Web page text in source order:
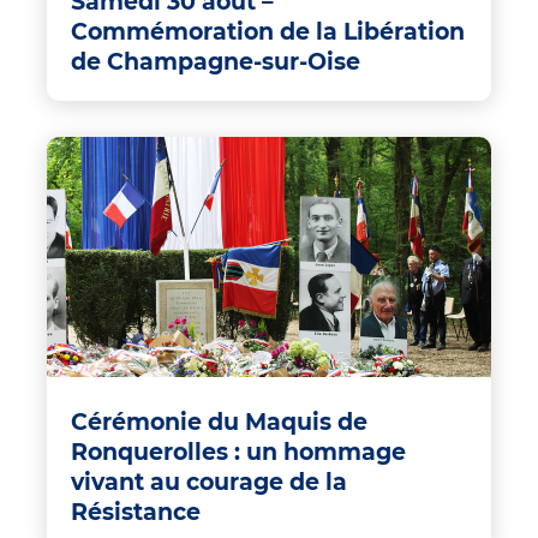
Commémoration de la Libération
de Champagne-sur-Oise
Cérémonie du Maquis de
Ronquerolles : un hommage
vivant au courage de la
Résistance